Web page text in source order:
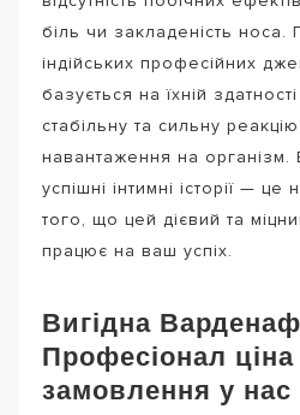
біль чи закладеність носа.
індійських професійних
базується на їхній
стабільну та сильну
навантаження на організм.
успішні інтимні історії —
того, що цей дієвий та
працює на ваш успіх.
Вигідна
Професіонал
замовлення у нас